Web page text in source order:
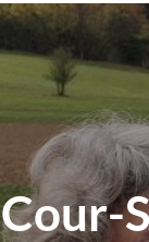
Cour-